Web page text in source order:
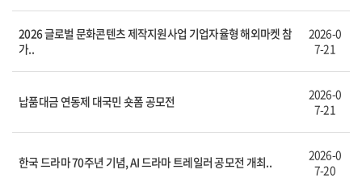
2026 글로벌 문화콘텐츠 제작지원사업 기업자율형 해외마켓 참
가..
2026-0
7-21
납품대금 연동제 대국민 숏폼 공모전
2026-0
7-21
한국 드라마 70주년 기념, AI 드라마 트레일러 공모전 개최..
2026-0
7-20